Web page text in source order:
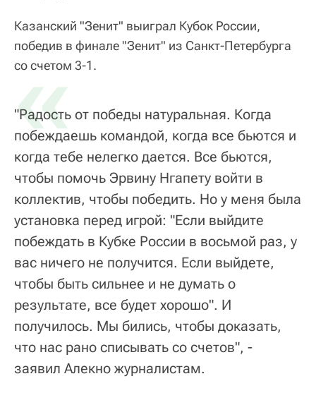
Казанский "Зенит" выиграл Кубок России,
победив в финале "Зенит" из Санкт-Петербурга
со счетом 3-1.
«
"Радость от победы натуральная. Когда
побеждаешь командой, когда все бьются и
когда тебе нелегко дается. Все бьются,
чтобы помочь Эрвину Нгапету войти в
коллектив, чтобы победить. Но у меня была
установка перед игрой: "Если выйдите
побеждать в Кубке России в восьмой раз, у
вас ничего не получится. Если выйдете,
чтобы быть сильнее и не думать о
результате, все будет хорошо". И
получилось. Мы бились, чтобы доказать,
что нас рано списывать со счетов", -
заявил Алекно журналистам.